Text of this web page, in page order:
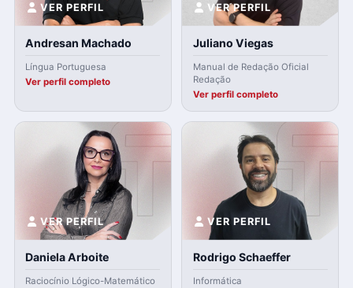
VER PERFIL
Andresan Machado
Língua Portuguesa
Ver perfil completo
VER PERFIL
Juliano Viegas
Manual de Redação Oficial
Redação
Ver perfil completo
VER PERFIL
Daniela Arboite
Raciocínio Lógico-Matemático
VER PERFIL
Rodrigo Schaeffer
Informática